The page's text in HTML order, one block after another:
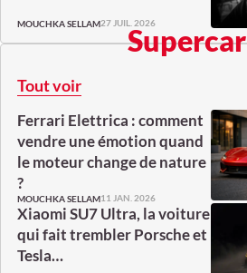
MOUCHKA SELLAM27 JUIL. 2026Supercar
Tout voir
Ferrari Elettrica : comment
vendre une émotion quand
le moteur change de nature
?
MOUCHKA SELLAM11 JAN. 2026
Xiaomi SU7 Ultra, la voiture
qui fait trembler Porsche et
Tesla…